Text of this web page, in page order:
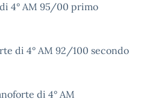
4° AM 95/00 primo
di 4° AM 92/100 secondo
di 4° AM